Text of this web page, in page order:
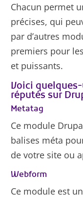
Chacun permet
précises, qui
par d’autres
premiers pour
et puissants.
Voici
réputés sur
Metatag
Ce module
balises méta
de votre site ou
Webform
Ce module est